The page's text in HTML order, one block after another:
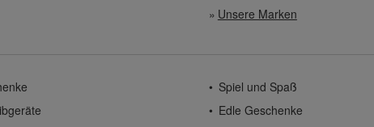
Unsere Marken
Spiel und Spaß
Edle Geschenke